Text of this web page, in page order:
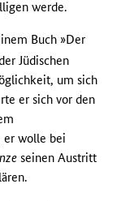
werde.
Buch »Der
Jüdischen
um sich
er sich vor den
er wolle bei
seinen Austritt